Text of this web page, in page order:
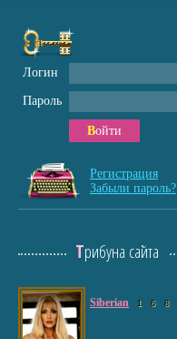
Логин
Пароль
Войти
Регистрация
Забыли пароль?
Трибуна сайта
Siberian 1 6 8